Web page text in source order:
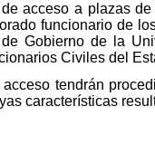
acceso a plazas
funcionario de
Gobierno de la
Civiles del
tendrán
características